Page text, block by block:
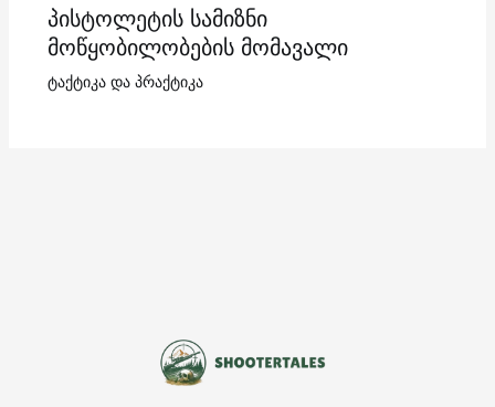
პისტოლეტის სამიზნი
მოწყობილობების მომავალი
ტაქტიკა და პრაქტიკა